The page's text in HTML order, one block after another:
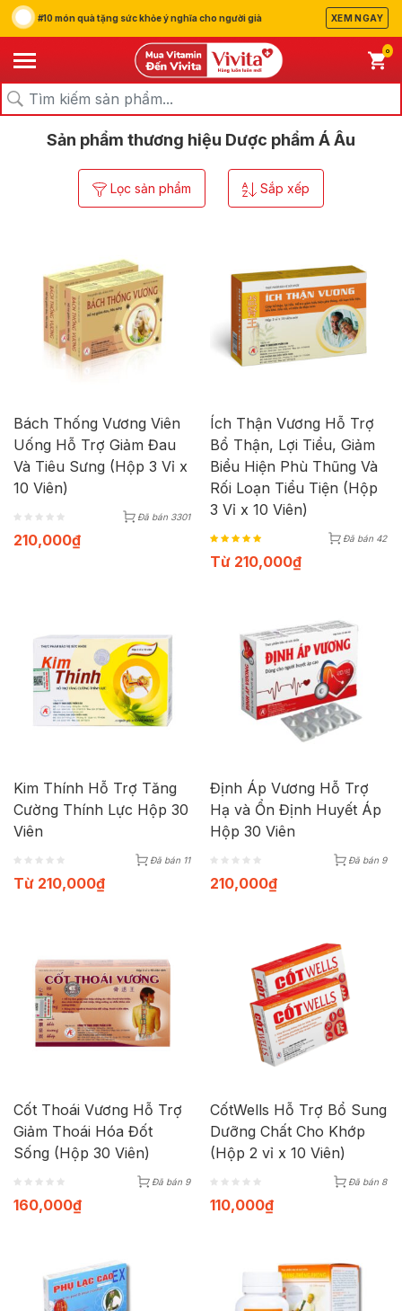
#10 món quà tặng sức khỏe ý nghĩa cho người già XEM NGAY
0
Trang chủ/Thương hiệu/
Sản phẩm thương hiệu Dược phẩm Á Âu
Lọc sản phẩm Sắp xếp
Bách Thống Vương Viên
Uống Hỗ Trợ Giảm Đau
Và Tiêu Sưng (Hộp 3 Vỉ x
10 Viên)
Đã bán 3301
210,000₫
Ích Thận Vương Hỗ Trợ
Bổ Thận, Lợi Tiểu, Giảm
Biểu Hiện Phù Thũng Và
Rối Loạn Tiểu Tiện (Hộp
3 Vỉ x 10 Viên)
Đã bán 42
Từ 210,000₫
Kim Thính Hỗ Trợ Tăng
Cường Thính Lực Hộp 30
Viên
Đã bán 11
Từ 210,000₫
Định Áp Vương Hỗ Trợ
Hạ và Ổn Định Huyết Áp
Hộp 30 Viên
Đã bán 9
210,000₫
Cốt Thoái Vương Hỗ Trợ
Giảm Thoái Hóa Đốt
Sống (Hộp 30 Viên)
Đã bán 9
160,000₫
CốtWells Hỗ Trợ Bổ Sung
Dưỡng Chất Cho Khớp
(Hộp 2 vỉ x 10 Viên)
Đã bán 8
110,000₫